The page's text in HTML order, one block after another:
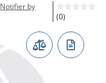
Notifier by
(0)